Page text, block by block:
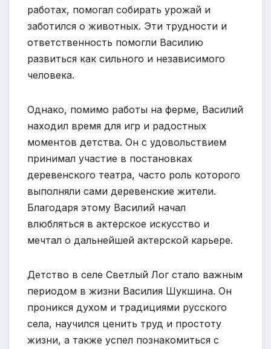
работах, помогал собирать урожай и
заботился о животных. Эти трудности и
ответственность помогли Василию
развиться как сильного и независимого
человека.
Однако, помимо работы на ферме, Василий
находил время для игр и радостных
моментов детства. Он с удовольствием
принимал участие в постановках
деревенского театра, часто роль которого
выполняли сами деревенские жители.
Благодаря этому Василий начал
влюбляться в актерское искусство и
мечтал о дальнейшей актерской карьере.
Детство в селе Светлый Лог стало важным
периодом в жизни Василия Шукшина. Он
проникся духом и традициями русского
села, научился ценить труд и простоту
жизни, а также успел познакомиться с